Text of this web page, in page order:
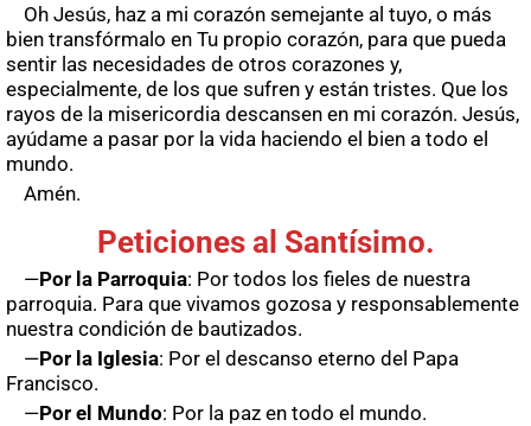
Oh Jesús, haz a mi corazón semejante al tuyo, o más
bien transfórmalo en Tu propio corazón, para que pueda
sentir las necesidades de otros corazones y,
especialmente, de los que sufren y están tristes. Que los
rayos de la misericordia descansen en mi corazón. Jesús,
ayúdame a pasar por la vida haciendo el bien a todo el
mundo.
Amén.
Peticiones al Santísimo.
—Por la Parroquia: Por todos los fieles de nuestra
parroquia. Para que vivamos gozosa y responsablemente
nuestra condición de bautizados.
—Por la Iglesia: Por el descanso eterno del Papa
Francisco.
—Por el Mundo: Por la paz en todo el mundo.